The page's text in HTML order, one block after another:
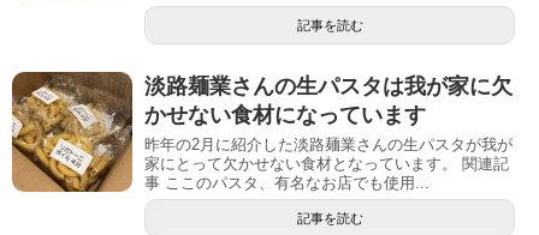
記事を読む
淡路麺業さんの生パスタは我が家に欠
かせない食材になっています
昨年の2月に紹介した淡路麺業さんの生パスタが我が
家にとって欠かせない食材となっています。 関連記
事 ここのパスタ、有名なお店でも使用...
記事を読む